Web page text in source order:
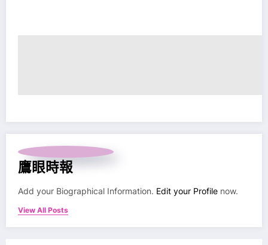
鷹眼時報
Add your Biographical Information. Edit your Profile now.
View All Posts